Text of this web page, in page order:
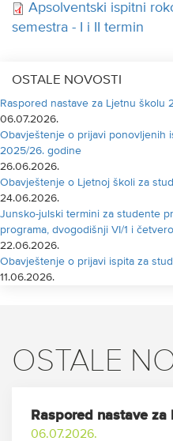
Apsolventski ispitni
semestra - I i II termin
OSTALE NOVOSTI
Raspored nastave za Ljetnu školu
06.07.2026.
Obavještenje o prijavi ponovljenih
2025/26. godine
26.06.2026.
Obavještenje o Ljetnoj školi za
24.06.2026.
Junsko-julski termini za studente
programa, dvogodišnji VI/1 i
22.06.2026.
Obavještenje o prijavi ispita za
11.06.2026.
OSTALE
Raspored nastave
06.07.2026.